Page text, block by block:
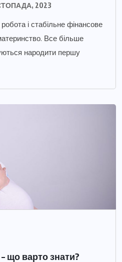
2023
і стабільне фінансове
Все більше
народити першу
– що варто знати?